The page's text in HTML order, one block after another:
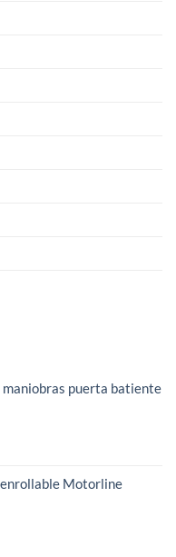
puerta batiente
Motorline